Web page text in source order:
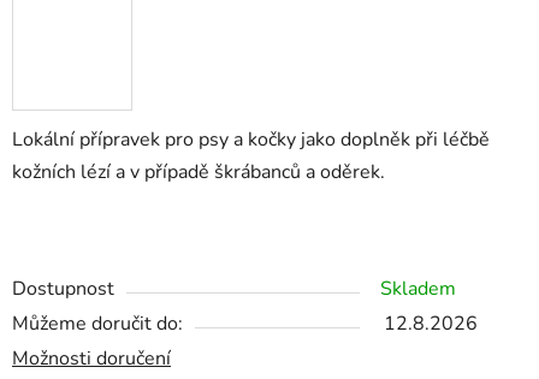
Lokální přípravek pro psy a kočky jako doplněk při léčbě
kožních lézí a v případě škrábanců a oděrek.
Dostupnost
Skladem
Můžeme doručit do:
12.8.2026
Možnosti doručení